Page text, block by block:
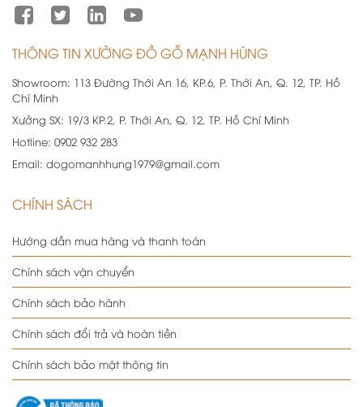
THÔNG TIN XƯỞNG ĐỒ GỖ MẠNH HÙNG
Showroom: 113 Đường Thới An 16, KP.6, P. Thới An, Q. 12, TP. Hồ
Chí Minh
Xưởng SX: 19/3 KP.2, P. Thới An, Q. 12, TP. Hồ Chí Minh
Hotline: 0902 932 283
Email: dogomanhhung1979@gmail.com
CHÍNH SÁCH
Hướng dẫn mua hàng và thanh toán
Chính sách vận chuyển
Chính sách bảo hành
Chính sách đổi trả và hoàn tiền
Chính sách bảo mật thông tin